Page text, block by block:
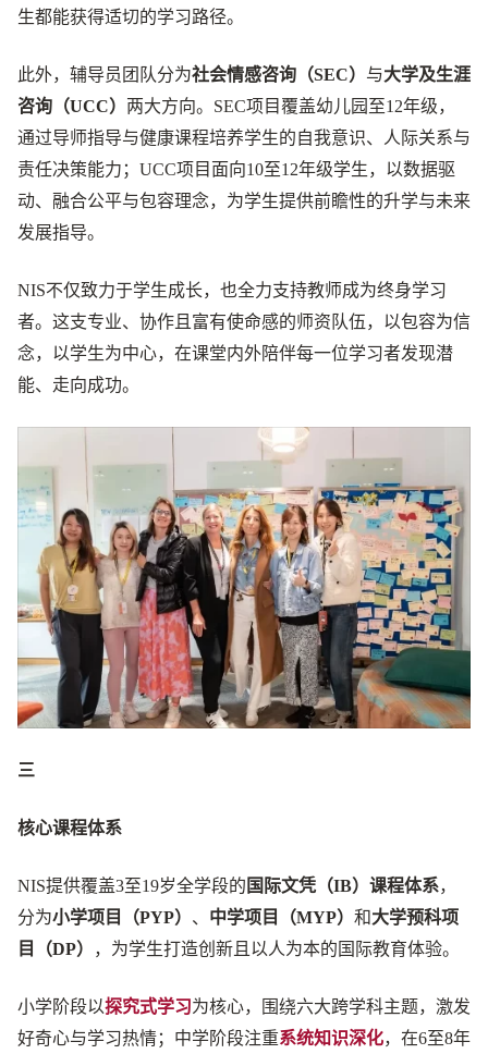
生都能获得适切的学习路径。
此外，辅导员团队分为社会情感咨询（SEC） 与大学及生涯
咨询（UCC） 两大方向。SEC项目覆盖幼儿园至12年级，
通过导师指导与健康课程培养学生的自我意识、人际关系与
责任决策能力；UCC项目面向10至12年级学生，以数据驱
动、融合公平与包容理念，为学生提供前瞻性的升学与未来
发展指导。
NIS不仅致力于学生成长，也全力支持教师成为终身学习
者。这支专业、协作且富有使命感的师资队伍，以包容为信
念，以学生为中心，在课堂内外陪伴每一位学习者发现潜
能、走向成功。
三
核心课程体系
NIS提供覆盖3至19岁全学段的 国际文凭（IB）课程体系，
分为小学项目（PYP） 、 中学项目（MYP） 和大学预科项
目（DP）
，为学生打造创新且以人为本的国际教育体验。
小学阶段以探究式学习为核心，围绕六大跨学科主题，激发
好奇心与学习热情；中学阶段注重系统知识深化，在6至8年